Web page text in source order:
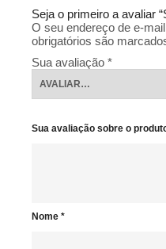
Seja o primeiro a avaliar
O seu endereço de e-
obrigatórios são
Sua avaliação *
Sua avaliação sobre o
Nome *